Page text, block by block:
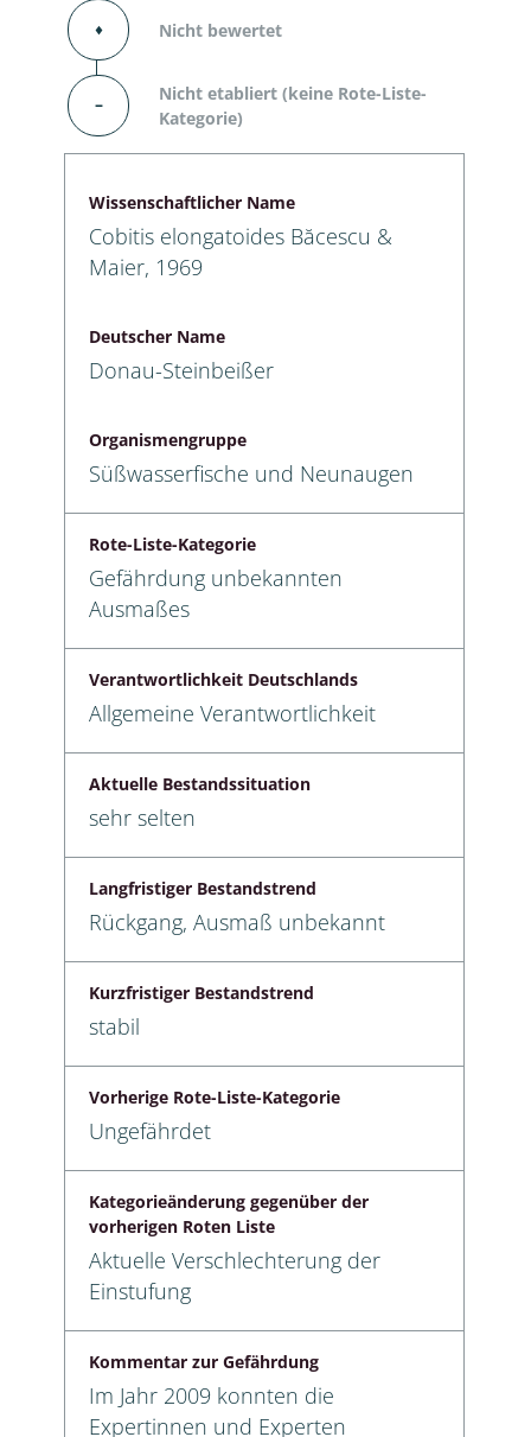
⬧ Nicht bewertet
–
Nicht etabliert (keine Rote-Liste-
Kategorie)
Wissenschaftlicher Name
Cobitis elongatoides Băcescu &
Maier, 1969
Deutscher Name
Donau-Steinbeißer
Organismengruppe
Süßwasserfische und Neunaugen
Rote-Liste-Kategorie
Gefährdung unbekannten
Ausmaßes
Verantwortlichkeit Deutschlands
Allgemeine Verantwortlichkeit
Aktuelle Bestandssituation
sehr selten
Langfristiger Bestandstrend
Rückgang, Ausmaß unbekannt
Kurzfristiger Bestandstrend
stabil
Vorherige Rote-Liste-Kategorie
Ungefährdet
Kategorieänderung gegenüber der
vorherigen Roten Liste
Aktuelle Verschlechterung der
Einstufung
Kommentar zur Gefährdung
Im Jahr 2009 konnten die
Expertinnen und Experten